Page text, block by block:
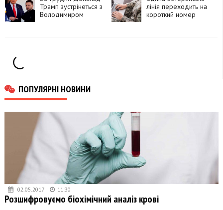
Трамп зустрінеться з
Володимиром
лінія переходить на
короткий номер
ПОПУЛЯРНІ НОВИНИ
02.05.2017 11:30
Розшифровуємо біохімічний аналіз крові